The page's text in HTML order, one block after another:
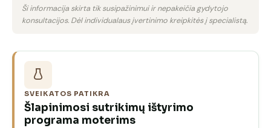
Ši informacija skirta tik susipažinimui ir nepakeičia gydytojo
konsultacijos. Dėl individualaus įvertinimo kreipkitės į specialistą.
SVEIKATOS PATIKRA
Šlapinimosi sutrikimų ištyrimo
programa moterims